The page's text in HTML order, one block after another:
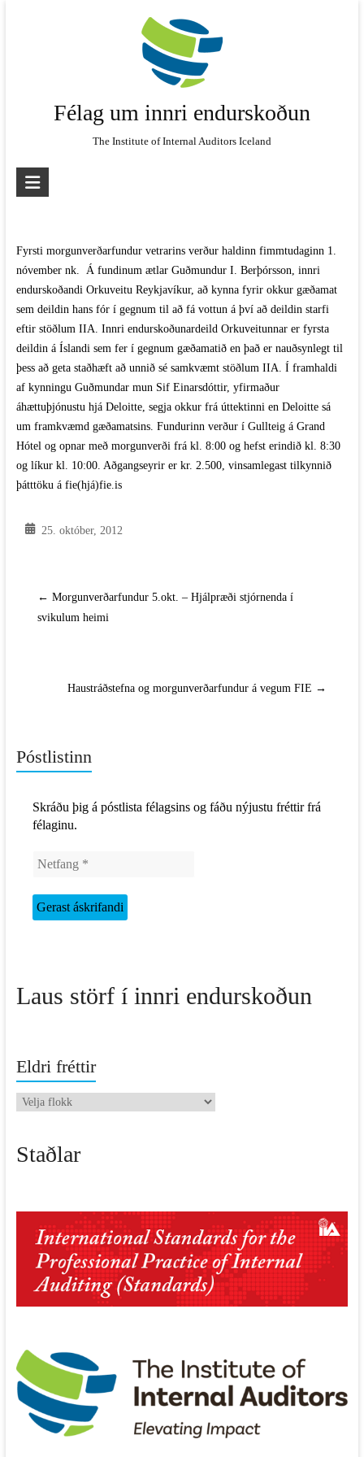
Félag um innri endurskoðun
The Institute of Internal Auditors Iceland
Fyrsti morgunverðarfundur vetrarins verður haldinn fimmtudaginn 1.
nóvember nk. Á fundinum ætlar Guðmundur I. Berþórsson, innri
endurskoðandi Orkuveitu Reykjavíkur, að kynna fyrir okkur gæðamat
sem deildin hans fór í gegnum til að fá vottun á því að deildin starfi
eftir stöðlum IIA. Innri endurskoðunardeild Orkuveitunnar er fyrsta
deildin á Íslandi sem fer í gegnum gæðamatið en það er nauðsynlegt til
þess að geta staðhæft að unnið sé samkvæmt stöðlum IIA. Í framhaldi
af kynningu Guðmundar mun Sif Einarsdóttir, yfirmaður
áhættuþjónustu hjá Deloitte, segja okkur frá úttektinni en Deloitte sá
um framkvæmd gæðamatsins. Fundurinn verður í Gullteig á Grand
Hótel og opnar með morgunverði frá kl. 8:00 og hefst erindið kl. 8:30
og líkur kl. 10:00. Aðgangseyrir er kr. 2.500, vinsamlegast tilkynnið
þátttöku á fie(hjá)fie.is
25. október, 2012
← Morgunverðarfundur 5.okt. – Hjálpræði stjórnenda í
svikulum heimi
Haustráðstefna og morgunverðarfundur á vegum FIE →
Póstlistinn
Skráðu þig á póstlista félagsins og fáðu nýjustu fréttir frá
félaginu.
Laus störf í innri endurskoðun
Eldri fréttir
Eldri
Staðlar